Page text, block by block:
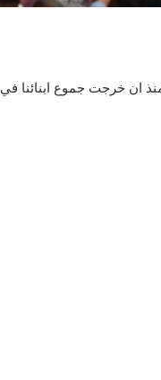
ان خرجت جموع ابنائنا في